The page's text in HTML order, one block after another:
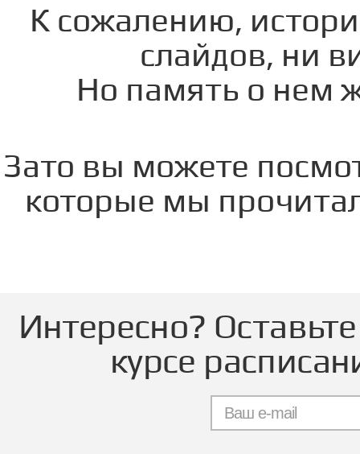
К сожалению,
слайдов, ни
Но память о нем
Зато вы можете
которые мы
Интересно?
курсе